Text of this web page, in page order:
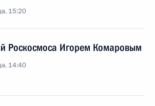
15:20
Роскосмоса Игорем Комаровым
14:40